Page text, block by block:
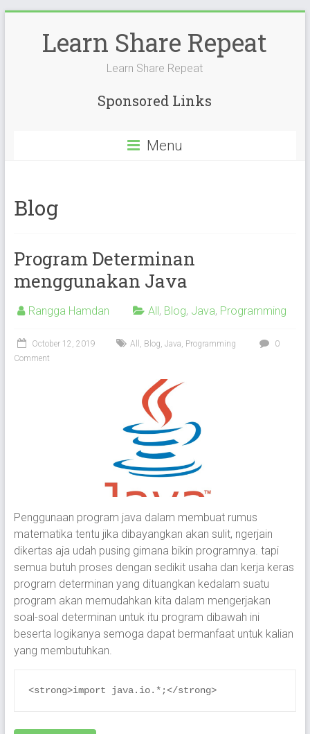
Learn Share Repeat
Learn Share Repeat
Sponsored Links
Menu
Blog
Program Determinan
menggunakan Java
Rangga Hamdan All, Blog, Java, Programming
October 12, 2019 All , Blog, Java, Programming
0
Comment
Penggunaan program java dalam membuat rumus
matematika tentu jika dibayangkan akan sulit, ngerjain
dikertas aja udah pusing gimana bikin programnya. tapi
semua butuh proses dengan sedikit usaha dan kerja keras
program determinan yang dituangkan kedalam suatu
program akan memudahkan kita dalam mengerjakan
soal-soal determinan untuk itu program dibawah ini
beserta logikanya semoga dapat bermanfaat untuk kalian
yang membutuhkan.
<strong>import java.io.*;</strong>